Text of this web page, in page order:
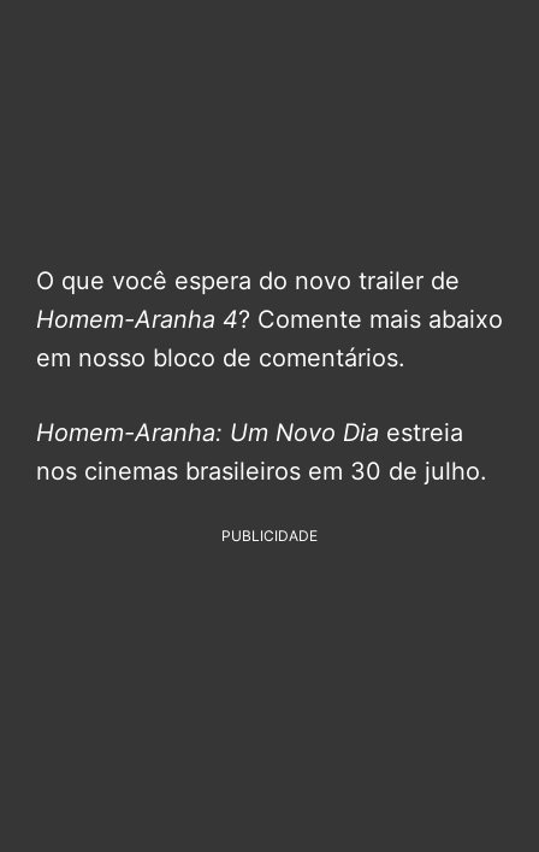
O que você espera do novo trailer de
Homem-Aranha 4? Comente mais abaixo
em nosso bloco de comentários.
Homem-Aranha: Um Novo Dia estreia
nos cinemas brasileiros em 30 de julho.
PUBLICIDADE